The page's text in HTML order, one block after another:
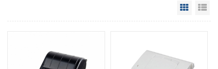
Grid